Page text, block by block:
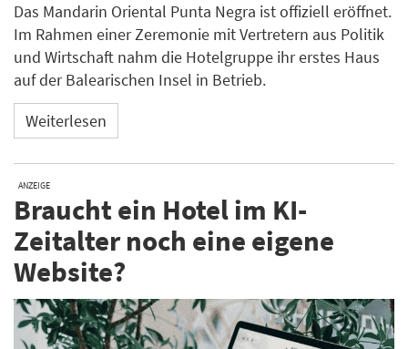
Das Mandarin Oriental Punta Negra ist offiziell eröffnet.
Im Rahmen einer Zeremonie mit Vertretern aus Politik
und Wirtschaft nahm die Hotelgruppe ihr erstes Haus
auf der Balearischen Insel in Betrieb.
Weiterlesen
ANZEIGE
Braucht ein Hotel im KI-
Zeitalter noch eine eigene
Website?